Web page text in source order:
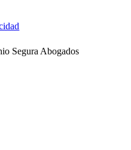
Segura Abogados